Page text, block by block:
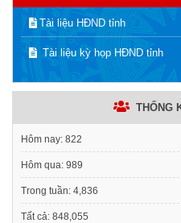
Tài liệu HĐND tỉnh
Tài liệu kỳ họp HĐND tỉnh
THỐNG
Hôm nay: 822
Hôm qua: 989
Trong tuần: 4,836
Tất cả: 848,055